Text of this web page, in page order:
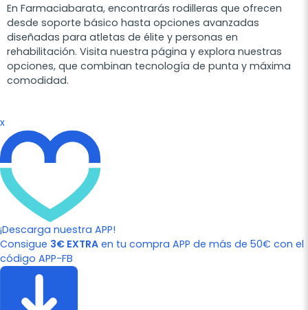
En Farmaciabarata, encontrarás rodilleras que ofrecen
desde soporte básico hasta opciones avanzadas
diseñadas para atletas de élite y personas en
rehabilitación. Visita nuestra página y explora nuestras
opciones, que combinan tecnología de punta y máxima
comodidad.
x
¡Descarga nuestra APP!
Consigue 3€ EXTRA en tu compra APP de más de 50€ con el
código APP-FB